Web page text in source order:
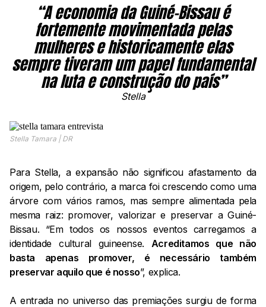
“A economia da Guiné-Bissau é
fortemente movimentada pelas
mulheres e historicamente elas
sempre tiveram um papel fundamental
na luta e construção do país”
Stella
Stella Tamara | DR
Para Stella, a expansão não significou afastamento da
origem, pelo contrário, a marca foi crescendo como uma
árvore com vários ramos, mas sempre alimentada pela
mesma raiz: promover, valorizar e preservar a Guiné-
Bissau. “Em todos os nossos eventos carregamos a
identidade cultural guineense. Acreditamos que não
basta apenas promover, é necessário também
preservar aquilo que é nosso”, explica.
A entrada no universo das premiações surgiu de forma